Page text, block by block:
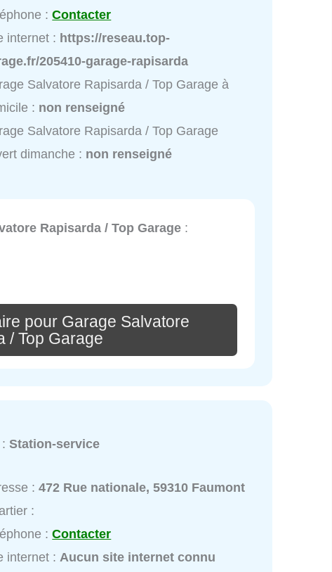
:Contacter
internet : https://reseau.top-
205410-garage-rapisarda
Salvatore Rapisarda / Top Garage à
: non renseigné
Salvatore Rapisarda / Top Garage
dimanche : non renseigné
Rapisarda / Top Garage :
pour Garage Salvatore
/ Top Garage
:Station-service
:472 Rue nationale, 59310 Faumont
:
:Contacter
internet : Aucun site internet connu